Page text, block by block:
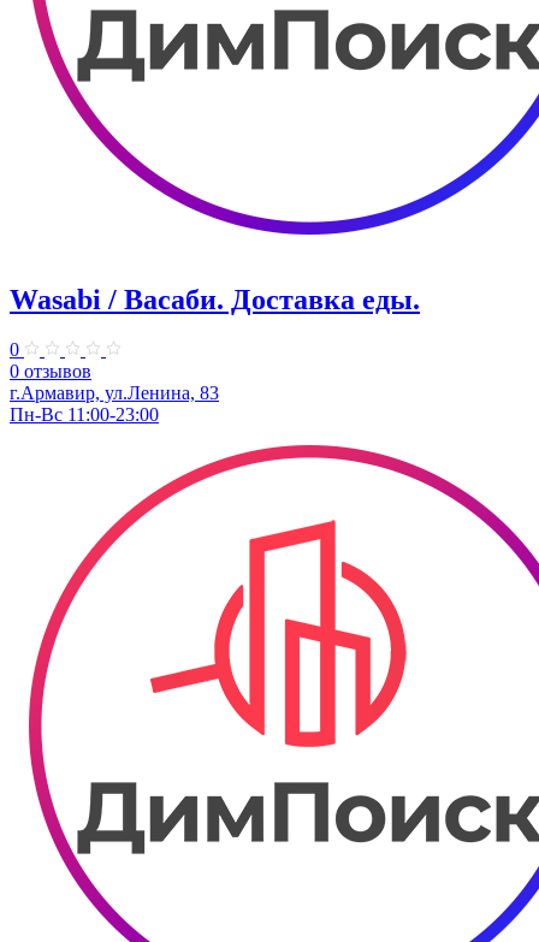
Wasabi / Васаби. Доставка еды.
0
0 отзывов
г.Армавир, ул.Ленина, 83
Пн-Вс 11:00-23:00